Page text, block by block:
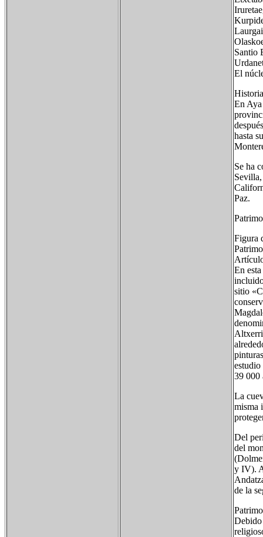
Santio
El
Historia
En
hasta
Se ha
Paz.
Figura
En
sitio
Altxerri
estudio
39 000
La
misma
Del
del
y IV).
de la
Debido